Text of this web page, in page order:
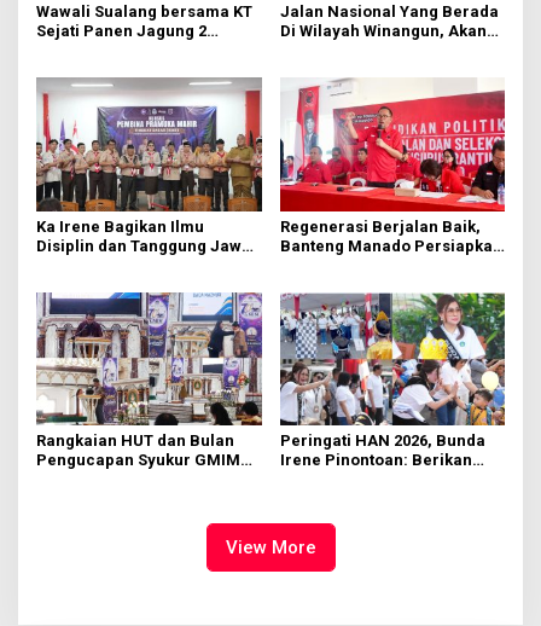
Wawali Sualang bersama KT
Sejati Panen Jagung 2
Jalan Nasional Yang Berada
Di Wilayah Winangun, Akan
Ka Irene Bagikan Ilmu
Disiplin dan Tanggung Jawab
Regenerasi Berjalan Baik,
Banteng Manado Persiapkan
Rangkaian HUT dan Bulan
Pengucapan Syukur GMIM
Peringati HAN 2026, Bunda
Irene Pinontoan: Berikan
View More